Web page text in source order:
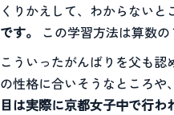
くりかえして、わからないと
です。
この学習方法は算数
こういったがんばりを父も
の性格に合いそうなところや
目は実際に京都女子中で行わ